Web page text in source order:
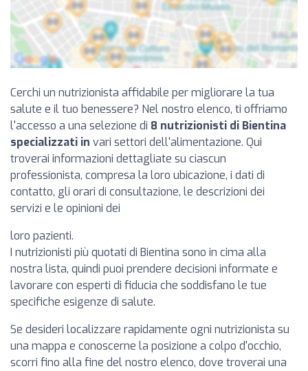
Cerchi un nutrizionista affidabile per migliorare la tua
salute e il tuo benessere? Nel nostro elenco, ti offriamo
l'accesso a una selezione di 8 nutrizionisti di Bientina
specializzati in vari settori dell'alimentazione. Qui
troverai informazioni dettagliate su ciascun
professionista, compresa la loro ubicazione, i dati di
contatto, gli orari di consultazione, le descrizioni dei
servizi e le opinioni dei
loro pazienti.
I nutrizionisti più quotati di Bientina sono in cima alla
nostra lista, quindi puoi prendere decisioni informate e
lavorare con esperti di fiducia che soddisfano le tue
specifiche esigenze di salute.
Se desideri localizzare rapidamente ogni nutrizionista su
una mappa e conoscerne la posizione a colpo d'occhio,
scorri fino alla fine del nostro elenco, dove troverai una